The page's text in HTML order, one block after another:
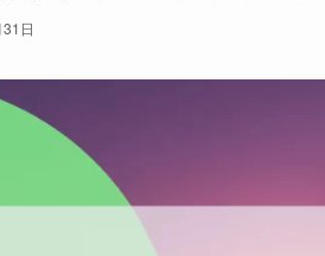
日